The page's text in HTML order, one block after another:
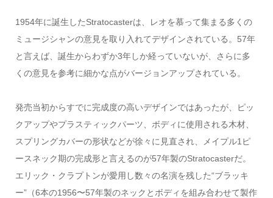
1954年に誕生したStratocasterは、レオを慕って集まる多くの
ミュージシャンの意見を取り入れてデザインされている。57年
と言えば、誕生からわずか3年しか経っていないが、さらに多
くの意見を参考に細かな点がバージョンアップされている。
発売当初からすでに完成度の高いデザインではあったが、ピッ
クアップやプラスティックパーツ、ボディに使用される木材、
スプリングカバーの形状などが徐々に見直され、メイプル1ピ
ースネック期の完成形と言えるのが57年製のStratocasterだ。
エリック・クラプトンが愛用し数々の名演を残した“ブラッキ
ー”（6本の1956〜57年製のネックとボディを組み合わせて製作